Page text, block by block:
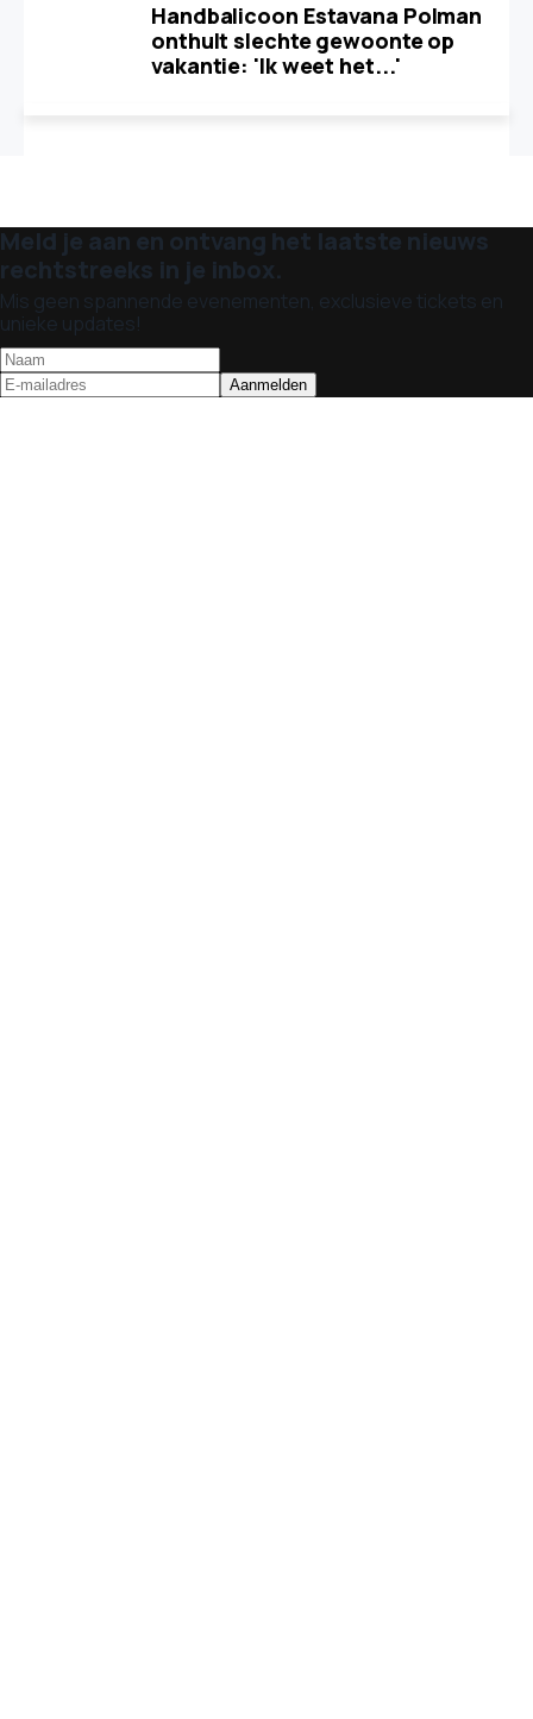
Handbalicoon Estavana Polman
onthult slechte gewoonte op
vakantie: 'Ik weet het...'
Meld je aan en ontvang het laatste nieuws
rechtstreeks in je inbox.
Mis geen spannende evenementen, exclusieve tickets en
unieke updates!